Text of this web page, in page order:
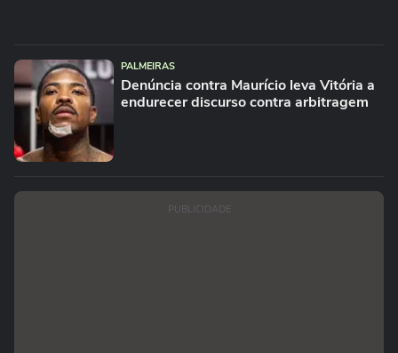
PALMEIRAS
Denúncia contra Maurício leva Vitória a
endurecer discurso contra arbitragem
PUBLICIDADE